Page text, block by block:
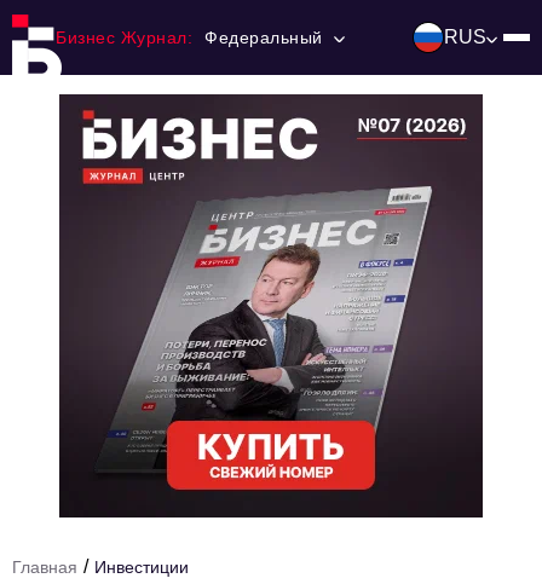
Бизнес Журнал: Федеральный RUS
Ниши и рынки
Технологии и тренды
Главная / Инвестиции